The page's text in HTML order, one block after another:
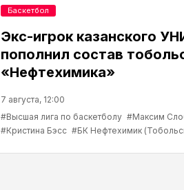
Экс-игрок казанского
пополнил состав
«Нефтехимика»
7 августа, 12:00
#Высшая лига по баскетболу #Максим
#Кристина Бэсс #БК Нефтехимик
Баскетбол